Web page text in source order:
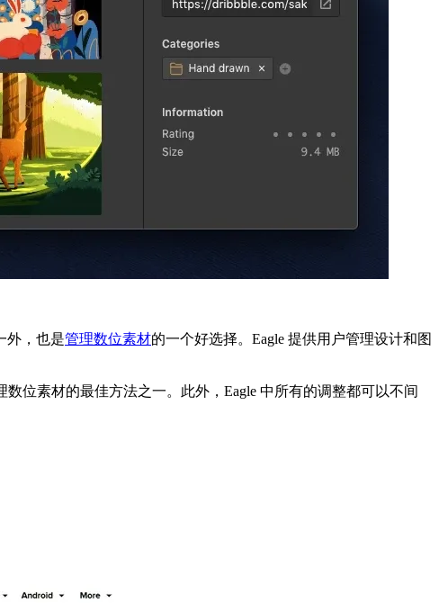
外，也是管理数位素材的一个好选择。Eagle 提供用户管理设计和图
位素材的最佳方法之一。此外，Eagle 中所有的调整都可以不间